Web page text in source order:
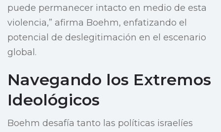
puede permanecer intacto en medio de esta
violencia,” afirma Boehm, enfatizando el
potencial de deslegitimación en el escenario
global.
Navegando los Extremos
Ideológicos
Boehm desafía tanto las políticas israelíes